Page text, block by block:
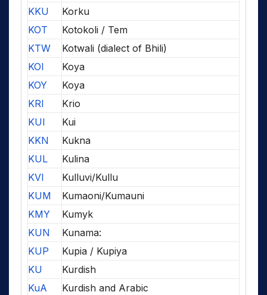
KKU
Korku
KOT
Kotokoli / Tem
KTW
Kotwali (dialect of Bhili)
KOI
Koya
KOY
Koya
KRI
Krio
KUI
Kui
KKN
Kukna
KUL
Kulina
KVI
Kulluvi/Kullu
KUM
Kumaoni/Kumauni
KMY
Kumyk
KUN
Kunama:
KUP
Kupia / Kupiya
KU
Kurdish
KuA
Kurdish and Arabic